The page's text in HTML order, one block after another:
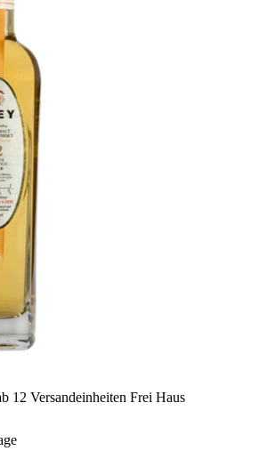
12 Versandeinheiten Frei Haus